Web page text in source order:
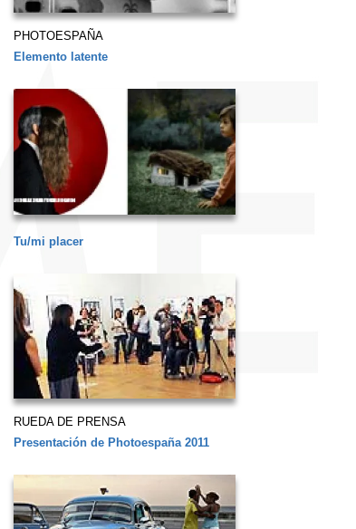
PHOTOESPAÑA
Elemento latente
Tu/mi placer
RUEDA DE PRENSA
Presentación de Photoespaña 2011